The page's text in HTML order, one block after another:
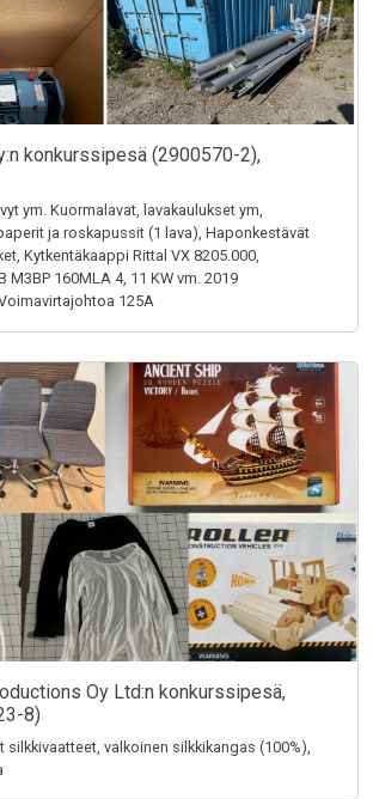
konkurssipesä (2900570-2),
ym. Kuormalavat, lavakaulukset ym,
ja roskapussit (1 lava), Haponkestävät
Kytkentäkaappi Rittal VX 8205.000,
M3BP 160MLA 4, 11 KW vm. 2019
125A
Oy Ltd:n konkurssipesä,
8)
silkkivaatteet, valkoinen silkkikangas (100%),